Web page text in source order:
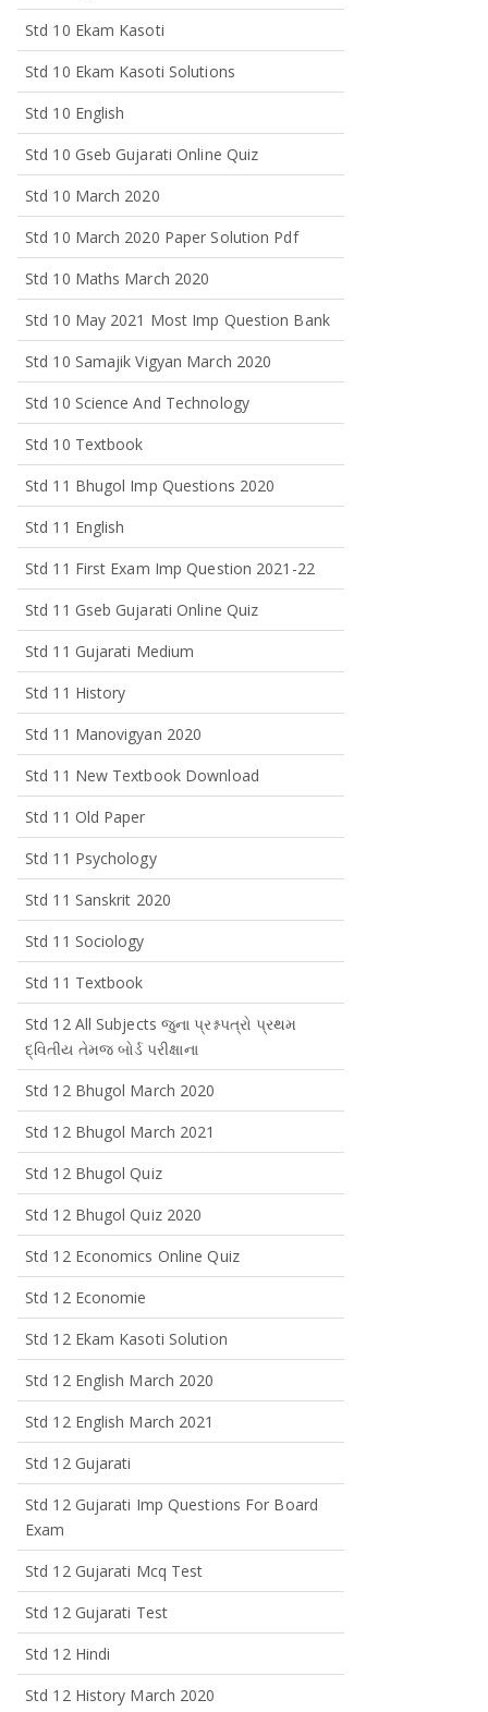
Std 10 Ekam Kasoti
Std 10 Ekam Kasoti Solutions
Std 10 English
Std 10 Gseb Gujarati Online Quiz
Std 10 March 2020
Std 10 March 2020 Paper Solution Pdf
Std 10 Maths March 2020
Std 10 May 2021 Most Imp Question Bank
Std 10 Samajik Vigyan March 2020
Std 10 Science And Technology
Std 10 Textbook
Std 11 Bhugol Imp Questions 2020
Std 11 English
Std 11 First Exam Imp Question 2021-22
Std 11 Gseb Gujarati Online Quiz
Std 11 Gujarati Medium
Std 11 History
Std 11 Manovigyan 2020
Std 11 New Textbook Download
Std 11 Old Paper
Std 11 Psychology
Std 11 Sanskrit 2020
Std 11 Sociology
Std 11 Textbook
Std 12 All Subjects જુના પ્રશ્નપત્રો પ્રથમ
દ્વિતીય તેમજ બોર્ડ પરીક્ષાના
Std 12 Bhugol March 2020
Std 12 Bhugol March 2021
Std 12 Bhugol Quiz
Std 12 Bhugol Quiz 2020
Std 12 Economics Online Quiz
Std 12 Economie
Std 12 Ekam Kasoti Solution
Std 12 English March 2020
Std 12 English March 2021
Std 12 Gujarati
Std 12 Gujarati Imp Questions For Board
Exam
Std 12 Gujarati Mcq Test
Std 12 Gujarati Test
Std 12 Hindi
Std 12 History March 2020